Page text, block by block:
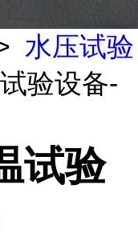
水压试验
验设备-
试验